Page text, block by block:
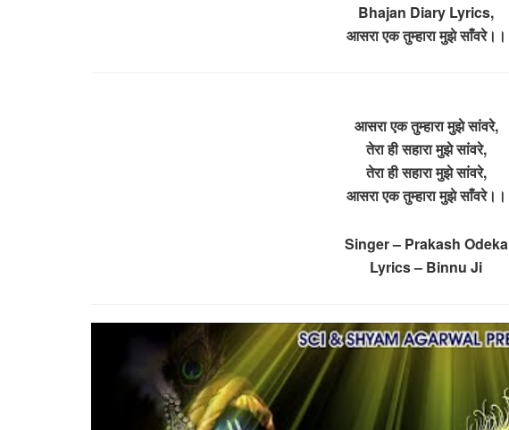
Bhajan Diary Lyrics,
आसरा एक तुम्हारा मुझे साँवरे।।
आसरा एक तुम्हारा मुझे सांवरे,
तेरा ही सहारा मुझे सांवरे,
तेरा ही सहारा मुझे सांवरे,
आसरा एक तुम्हारा मुझे साँवरे।।
Singer – Prakash Odeka
Lyrics – Binnu Ji